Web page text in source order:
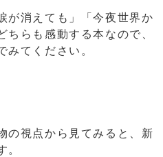
が消えても」「今夜世界か
ちらも感動する本なので、
みてください。
の視点から見てみると、新
。